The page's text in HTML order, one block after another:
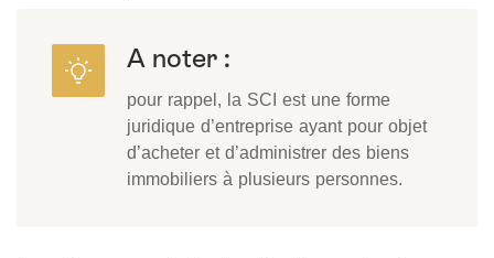
A noter :
pour rappel, la SCI est une forme
juridique d’entreprise ayant pour objet
d’acheter et d’administrer des biens
immobiliers à plusieurs personnes.